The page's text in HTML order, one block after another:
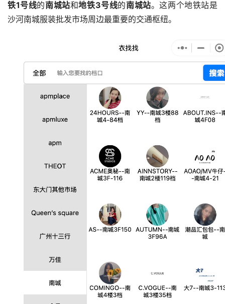
铁1号线的南城站和地铁3号线的南城站。这两个地铁站是
沙河南城服装批发市场周边最重要的交通枢纽。